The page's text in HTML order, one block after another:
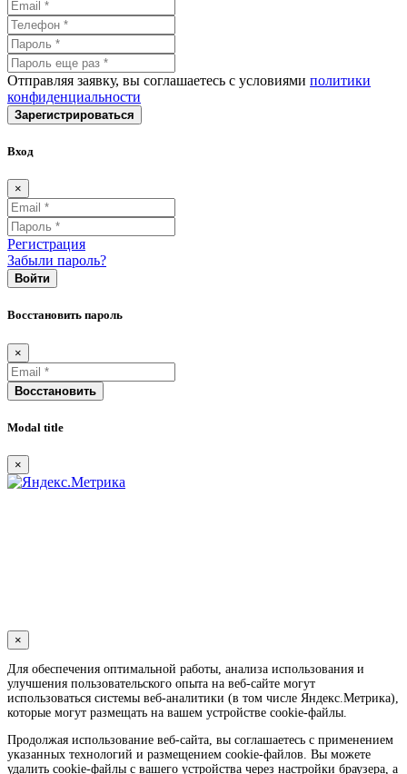
Отправляя заявку, вы соглашаетесь с условиями политики
конфиденциальности
Зарегистрироваться
Вход
×
Регистрация
Забыли пароль?
Войти
Восстановить пароль
×
Восстановить
Modal title
×
×
Для обеспечения оптимальной работы, анализа использования и
улучшения пользовательского опыта на веб-сайте могут
использоваться системы веб-аналитики (в том числе Яндекс.Метрика),
которые могут размещать на вашем устройстве cookie-файлы.
Продолжая использование веб-сайта, вы соглашаетесь с применением
указанных технологий и размещением cookie-файлов. Вы можете
удалить cookie-файлы с вашего устройства через настройки браузера, а